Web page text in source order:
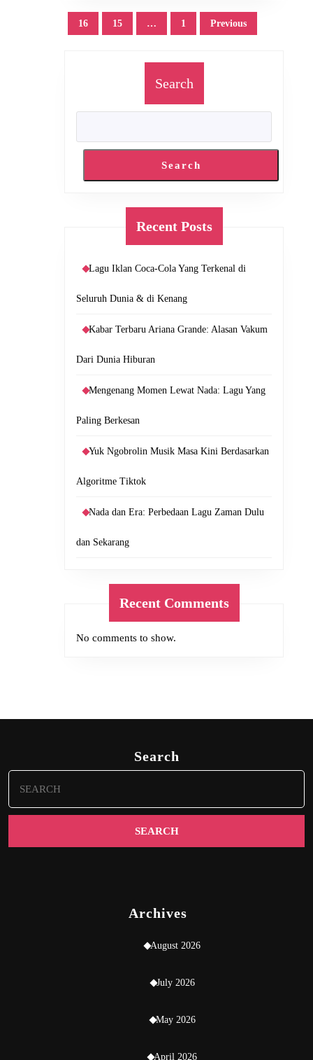
Posts
pagination
Previous
1
…
15
16
Search
Search
Recent Posts
Lagu Iklan Coca-Cola Yang Terkenal di
Seluruh Dunia & di Kenang
Kabar Terbaru Ariana Grande: Alasan Vakum
Dari Dunia Hiburan
Mengenang Momen Lewat Nada: Lagu Yang
Paling Berkesan
Yuk Ngobrolin Musik Masa Kini Berdasarkan
Algoritme Tiktok
Nada dan Era: Perbedaan Lagu Zaman Dulu
dan Sekarang
Recent Comments
No comments to show.
Search
for:
Archives
August 2026
July 2026
May 2026
April 2026